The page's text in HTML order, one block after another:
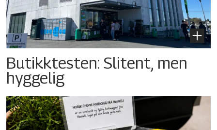
Butikktesten: Slitent, men
hyggelig